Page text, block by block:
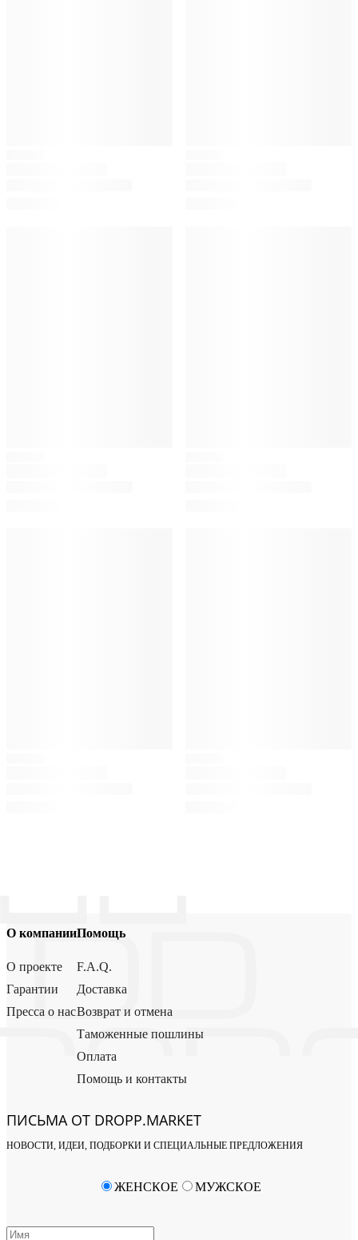
О компании
О проекте
Гарантии
Пресса о нас
Помощь
F.A.Q.
Доставка
Возврат и отмена
Таможенные пошлины
Оплата
Помощь и контакты
ПИСЬМА ОТ DROPP.MARKET
НОВОСТИ, ИДЕИ, ПОДБОРКИ И СПЕЦИАЛЬНЫЕ ПРЕДЛОЖЕНИЯ
ЖЕНСКОЕ МУЖСКОЕ